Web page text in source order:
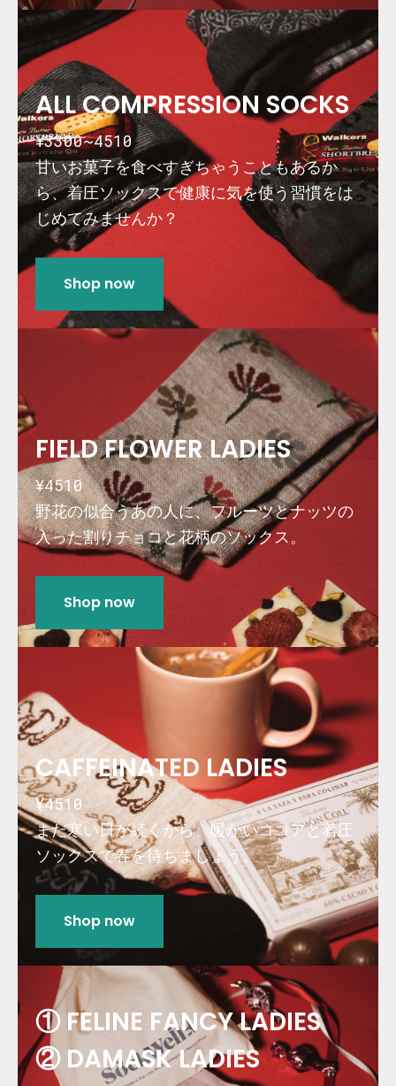
ALL COMPRESSION SOCKS
¥3300~4510
甘いお菓子を食べすぎちゃうこともあるか
ら、着圧ソックスで健康に気を使う習慣をは
じめてみませんか？
Shop now
FIELD FLOWER LADIES
¥4510
野花の似合うあの人に、フルーツとナッツの
入った割りチョコと花柄のソックス。
Shop now
CAFFEINATED LADIES
¥4510
まだ寒い日が続くから、暖かいココアと着圧
ソックスで春を待ちましょう。
Shop now
① FELINE FANCY LADIES
② DAMASK LADIES